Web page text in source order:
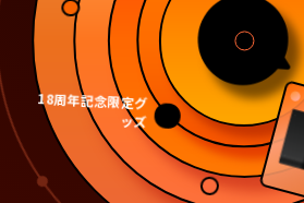
18周年記念限定グ
ッズ